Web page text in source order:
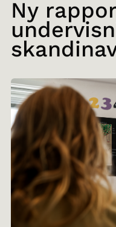
Ny